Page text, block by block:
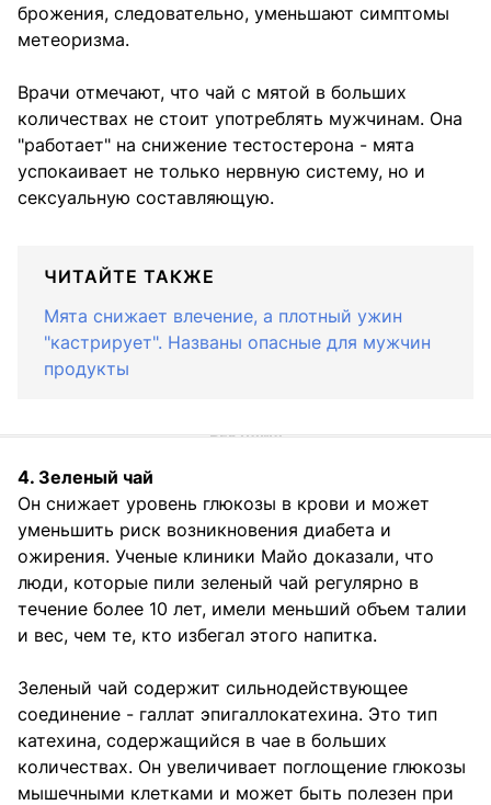
брожения, следовательно, уменьшают симптомы
метеоризма.
Врачи отмечают, что чай с мятой в больших
количествах не стоит употреблять мужчинам. Она
"работает" на снижение тестостерона - мята
успокаивает не только нервную систему, но и
сексуальную составляющую.
ЧИТАЙТЕ ТАКЖЕ
Мята снижает влечение, а плотный ужин
"кастрирует". Названы опасные для мужчин
продукты
4. Зеленый чай
Он снижает уровень глюкозы в крови и может
уменьшить риск возникновения диабета и
ожирения. Ученые клиники Майо доказали, что
люди, которые пили зеленый чай регулярно в
течение более 10 лет, имели меньший объем талии
и вес, чем те, кто избегал этого напитка.
Зеленый чай содержит сильнодействующее
соединение - галлат эпигаллокатехина. Это тип
катехина, содержащийся в чае в больших
количествах. Он увеличивает поглощение глюкозы
мышечными клетками и может быть полезен при